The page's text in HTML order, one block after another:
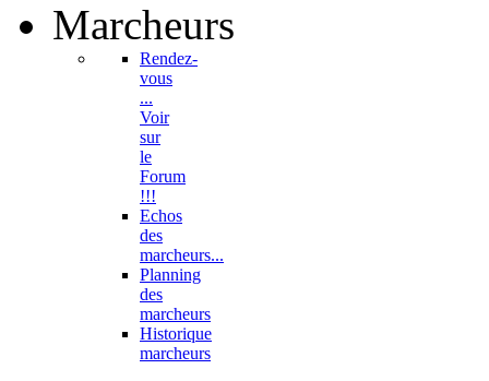
Marcheurs
Rendez-
vous
...
Voir
sur
le
Forum
!!!
Echos
des
marcheurs...
Planning
des
marcheurs
Historique
marcheurs